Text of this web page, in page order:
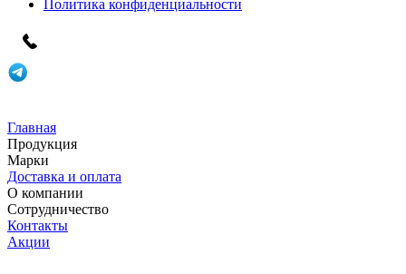
Политика конфиденциальности
Главная
Продукция
Марки
Доставка и оплата
О компании
Сотрудничество
Контакты
Акции